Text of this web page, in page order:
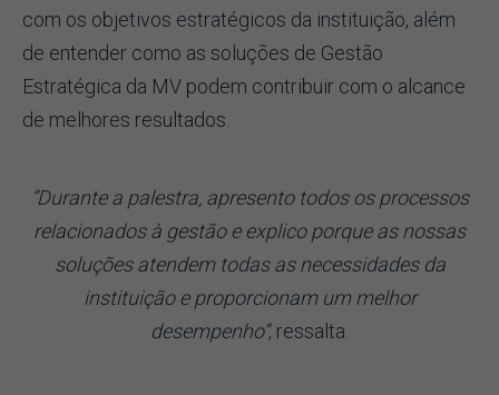
com os objetivos estratégicos da instituição, além
de entender como as soluções de Gestão
Estratégica da MV podem contribuir com o alcance
de melhores resultados.
“Durante a palestra, apresento todos os processos
relacionados à gestão e explico porque as nossas
soluções atendem todas as necessidades da
instituição e proporcionam um melhor
desempenho”, ressalta.